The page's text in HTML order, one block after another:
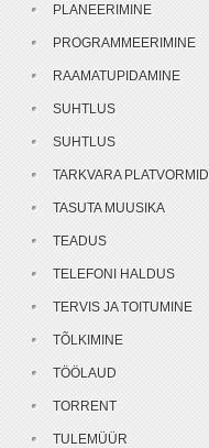
PLANEERIMINE
PROGRAMMEERIMINE
RAAMATUPIDAMINE
SUHTLUS
SUHTLUS
TARKVARA PLATVORMID
TASUTA MUUSIKA
TEADUS
TELEFONI HALDUS
TERVIS JA TOITUMINE
TÕLKIMINE
TÖÖLAUD
TORRENT
TULEMÜÜR